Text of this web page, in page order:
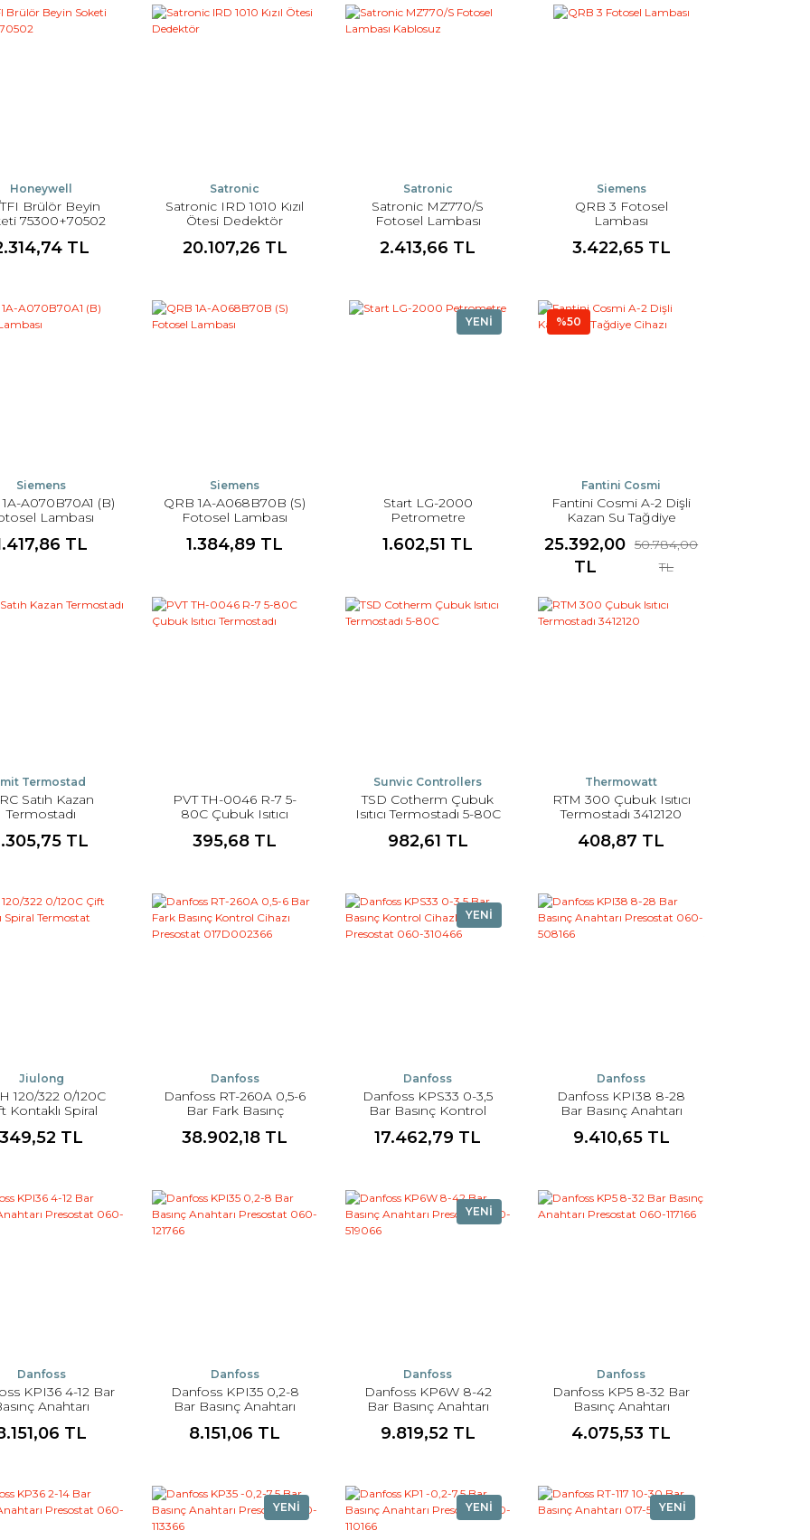
Honeywell
Brülör Beyin
75300+70502
TL
Satronic
Satronic IRD 1010 Kızıl
Ötesi Dedektör
20.107,26 TL
Satronic
Satronic MZ770/S
Fotosel Lambası
2.413,66 TL
Siemens
QRB 3 Fotosel
Lambası
3.422,65 TL
Siemens
A070B70A1 (B)
Lambası
TL
Siemens
QRB 1A-A068B70B (S)
Fotosel Lambası
1.384,89 TL
YENİ
Start LG-2000
Petrometre
1.602,51 TL
%50
Fantini Cosmi
Fantini Cosmi A-2 Dişli
Kazan Su Tağdiye
25.392,00
TL
50.784,00
TL
Termostad
Satıh Kazan
Termostadı
TL
PVT TH-0046 R-7 5-
80C Çubuk Isıtıcı
395,68 TL
Sunvic Controllers
TSD Cotherm Çubuk
Isıtıcı Termostadı 5-80C
982,61 TL
Thermowatt
RTM 300 Çubuk Isıtıcı
Termostadı 3412120
408,87 TL
Jiulong
120/322 0/120C
Kontaklı Spiral
349,52 TL
Danfoss
Danfoss RT-260A 0,5-6
Bar Fark Basınç
Presostat 017D002366
38.902,18 TL
YENİ
Danfoss
Danfoss KPS33 0-3,5
Bar Basınç Kontrol
060-310466
17.462,79 TL
Danfoss
Danfoss KPI38 8-28
Bar Basınç Anahtarı
9.410,65 TL
Danfoss
KPI36 4-12 Bar
Anahtarı
TL
Danfoss
Danfoss KPI35 0,2-8
Bar Basınç Anahtarı
8.151,06 TL
YENİ
Danfoss
Danfoss KP6W 8-42
Bar Basınç Anahtarı
9.819,52 TL
Danfoss
Danfoss KP5 8-32 Bar
Basınç Anahtarı
4.075,53 TL
YENİ YENİ YENİ